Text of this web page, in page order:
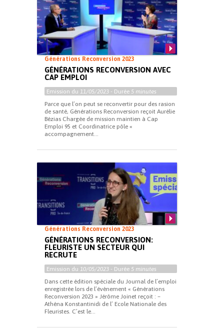
Générations Reconversion 2023
GÉNÉRATIONS RECONVERSION AVEC
CAP EMPLOI
Emission du 11/05/2023 - Durée 5 minutes
Parce que l’on peut se reconvertir pour des rasion
de santé, Générations Reconversion reçoit Aurélie
Bézias Chargée de mission maintien à Cap
Emploi 95 et Coordinatrice pôle «
accompagnement...
Générations Reconversion 2023
GÉNÉRATIONS RECONVERSION:
FLEURISTE UN SECTEUR QUI
RECRUTE
Emission du 10/05/2023 - Durée 5 minutes
Dans cette édition spéciale du Journal de l’emploi
enregistrée lors de l’évènement « Générations
Reconversion 2023 » Jérôme Joinet reçoit : –
Athéna Konstantinidi de l’ Ecole Nationale des
Fleuristes. C’est le...